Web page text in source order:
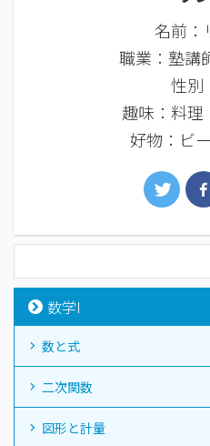
名前：
職業：塾講
性別
趣味：料理
好物：ビ
数学I
数と式
二次関数
図形と計量